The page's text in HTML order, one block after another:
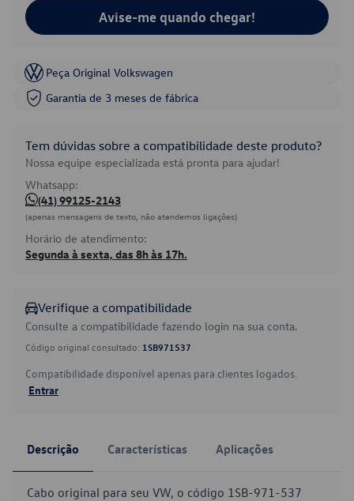
Avise-me quando chegar!
Peça Original Volkswagen
Garantia de 3 meses de fábrica
Tem dúvidas sobre a compatibilidade deste produto?
Nossa equipe especializada está pronta para ajudar!
Whatsapp:
(41) 99125-2143
(apenas mensagens de texto, não atendemos ligações)
Horário de atendimento:
Segunda à sexta, das 8h às 17h.
Verifique a compatibilidade
Consulte a compatibilidade fazendo login na sua conta.
Código original consultado: 1SB971537
Compatibilidade disponível apenas para clientes logados.
Entrar
Descrição Características Aplicações
Cabo original para seu VW, o código 1SB-971-537